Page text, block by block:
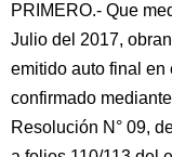
PRIMERO.- Que
Julio del 2017,
emitido auto final en
confirmado
Resolución N° 09,